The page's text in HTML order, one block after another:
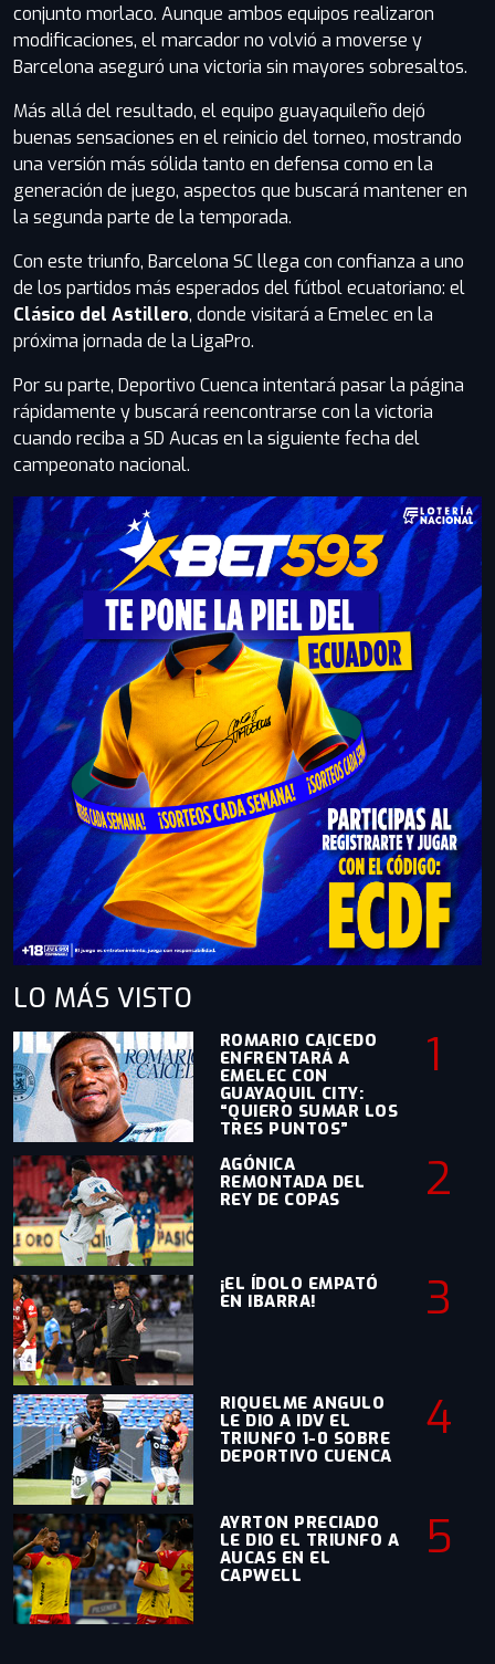
conjunto morlaco. Aunque ambos equipos realizaron
modificaciones, el marcador no volvió a moverse y
Barcelona aseguró una victoria sin mayores sobresaltos.
Más allá del resultado, el equipo guayaquileño dejó
buenas sensaciones en el reinicio del torneo, mostrando
una versión más sólida tanto en defensa como en la
generación de juego, aspectos que buscará mantener en
la segunda parte de la temporada.
Con este triunfo, Barcelona SC llega con confianza a uno
de los partidos más esperados del fútbol ecuatoriano: el
Clásico del Astillero, donde visitará a Emelec en la
próxima jornada de la LigaPro.
Por su parte, Deportivo Cuenca intentará pasar la página
rápidamente y buscará reencontrarse con la victoria
cuando reciba a SD Aucas en la siguiente fecha del
campeonato nacional.
LO MÁS VISTO
ROMARIO CAICEDO
ENFRENTARÁ A
EMELEC CON
GUAYAQUIL CITY:
“QUIERO SUMAR LOS
TRES PUNTOS”
1
AGÓNICA
REMONTADA DEL
REY DE COPAS
2
¡EL ÍDOLO EMPATÓ
EN IBARRA!
3
RIQUELME ANGULO
LE DIO A IDV EL
TRIUNFO 1-0 SOBRE
DEPORTIVO CUENCA
4
AYRTON PRECIADO
LE DIO EL TRIUNFO A
AUCAS EN EL
CAPWELL
5